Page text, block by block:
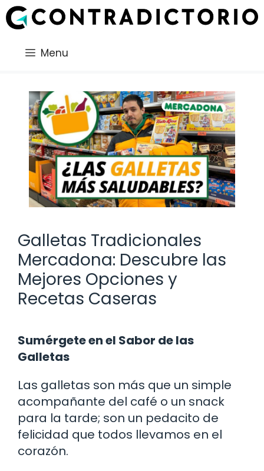
Saltar
al
Menu
Galletas Tradicionales
Mercadona: Descubre las
Mejores Opciones y
Recetas Caseras
Sumérgete en el Sabor de las
Galletas
Las galletas son más que un simple
acompañante del café o un snack
para la tarde; son un pedacito de
felicidad que todos llevamos en el
corazón.